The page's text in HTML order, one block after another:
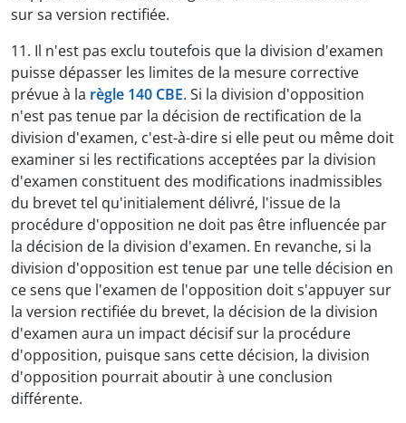
sur sa version rectifiée.
11. Il n'est pas exclu toutefois que la division d'examen
puisse dépasser les limites de la mesure corrective
prévue à la règle 140 CBE. Si la division d'opposition
n'est pas tenue par la décision de rectification de la
division d'examen, c'est-à-dire si elle peut ou même doit
examiner si les rectifications acceptées par la division
d'examen constituent des modifications inadmissibles
du brevet tel qu'initialement délivré, l'issue de la
procédure d'opposition ne doit pas être influencée par
la décision de la division d'examen. En revanche, si la
division d'opposition est tenue par une telle décision en
ce sens que l'examen de l'opposition doit s'appuyer sur
la version rectifiée du brevet, la décision de la division
d'examen aura un impact décisif sur la procédure
d'opposition, puisque sans cette décision, la division
d'opposition pourrait aboutir à une conclusion
différente.